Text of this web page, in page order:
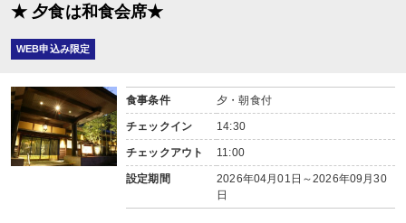
内容:
★ 夕食は和食会席★
WEB申込み限定
食事条件 夕・朝食付
チェックイン 14:30
チェックアウト 11:00
設定期間
2026年04月01日～2026年09月30
日